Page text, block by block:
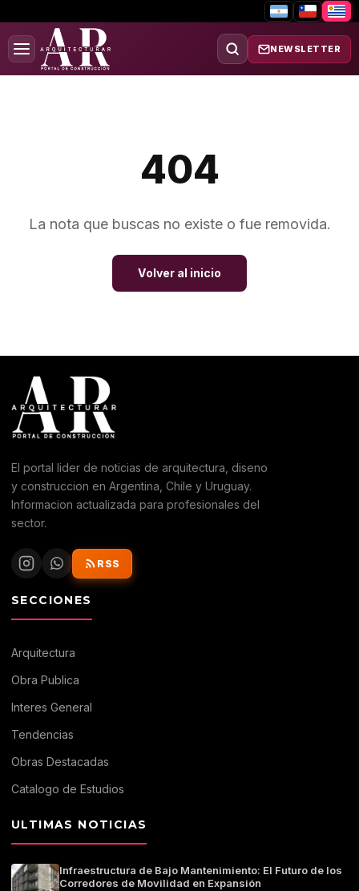
NEWSLETTER
404
La nota que buscas no existe o fue removida.
Volver al inicio
El portal lider de noticias de arquitectura, diseno
y construccion en Argentina, Chile y Uruguay.
Informacion actualizada para profesionales del
sector.
RSS
SECCIONES
Arquitectura
Obra Publica
Interes General
Tendencias
Obras Destacadas
Catalogo de Estudios
ULTIMAS NOTICIAS
Infraestructura de Bajo Mantenimiento: El Futuro de los
Corredores de Movilidad en Expansión